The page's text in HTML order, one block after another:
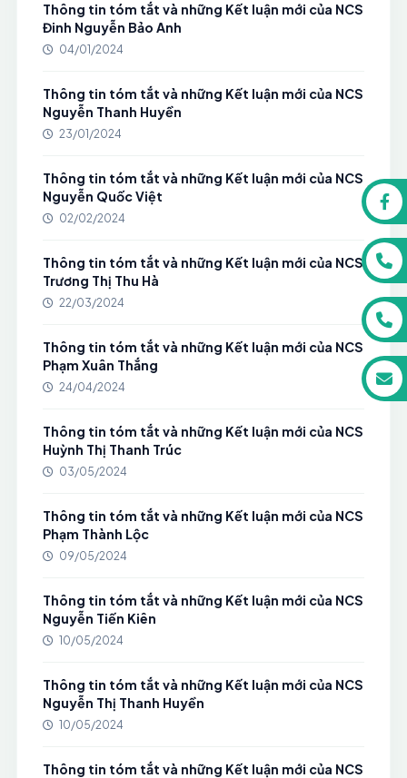
Thông tin tóm tắt và những Kết luận mới của NCS
Đinh Nguyễn Bảo Anh
04/01/2024
Thông tin tóm tắt và những Kết luận mới của NCS
Nguyễn Thanh Huyền
23/01/2024
Thông tin tóm tắt và những Kết luận mới của NCS
Nguyễn Quốc Việt
02/02/2024
Thông tin tóm tắt và những Kết luận mới của NCS
Trương Thị Thu Hà
22/03/2024
Thông tin tóm tắt và những Kết luận mới của NCS
Phạm Xuân Thắng
24/04/2024
Thông tin tóm tắt và những Kết luận mới của NCS
Huỳnh Thị Thanh Trúc
03/05/2024
Thông tin tóm tắt và những Kết luận mới của NCS
Phạm Thành Lộc
09/05/2024
Thông tin tóm tắt và những Kết luận mới của NCS
Nguyễn Tiến Kiên
10/05/2024
Thông tin tóm tắt và những Kết luận mới của NCS
Nguyễn Thị Thanh Huyền
10/05/2024
Thông tin tóm tắt và những Kết luận mới của NCS